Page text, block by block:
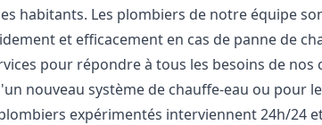
habitants. Les plombiers de notre équipe
et efficacement en cas de panne de
pour répondre à tous les besoins de nos
nouveau système de chauffe-eau ou pour
expérimentés interviennent 24h/24